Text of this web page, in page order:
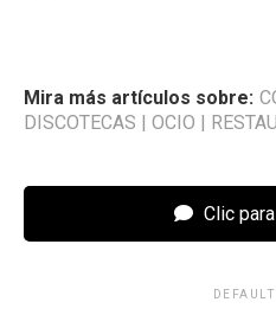
Mira más artículos sobre:
DISCOTECAS
OCIO
Clic